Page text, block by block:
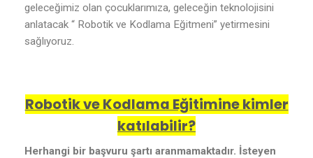
geleceğimiz olan çocuklarımıza, geleceğin teknolojisini
anlatacak “ Robotik ve Kodlama Eğitmeni” yetirmesini
sağlıyoruz.
Robotik ve Kodlama Eğitimine kimler
katılabilir?
Herhangi bir başvuru şartı aranmamaktadır. İsteyen